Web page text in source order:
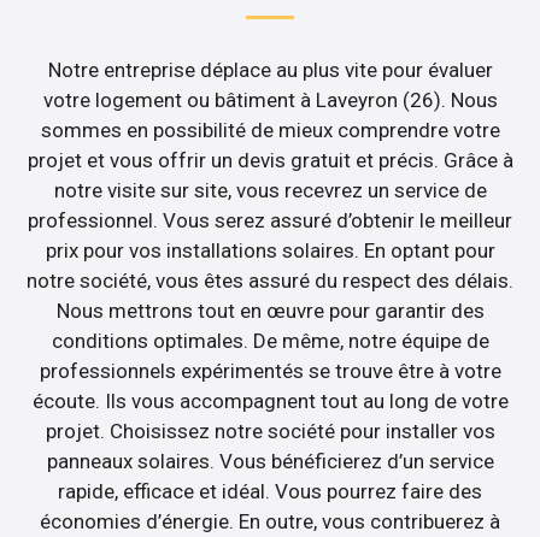
Notre entreprise déplace au plus vite pour évaluer
votre logement ou bâtiment à Laveyron (26). Nous
sommes en possibilité de mieux comprendre votre
projet et vous offrir un devis gratuit et précis. Grâce à
notre visite sur site, vous recevrez un service de
professionnel. Vous serez assuré d’obtenir le meilleur
prix pour vos installations solaires. En optant pour
notre société, vous êtes assuré du respect des délais.
Nous mettrons tout en œuvre pour garantir des
conditions optimales. De même, notre équipe de
professionnels expérimentés se trouve être à votre
écoute. Ils vous accompagnent tout au long de votre
projet. Choisissez notre société pour installer vos
panneaux solaires. Vous bénéficierez d’un service
rapide, efficace et idéal. Vous pourrez faire des
économies d’énergie. En outre, vous contribuerez à